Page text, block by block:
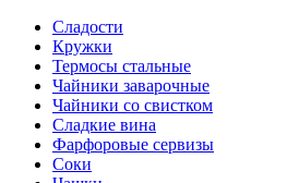
Сладости
Кружки
Термосы стальные
Чайники заварочные
Чайники со свистком
Сладкие вина
Фарфоровые сервизы
Соки